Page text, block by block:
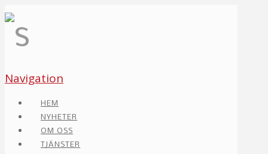
Navigation
HEM
NYHETER
OM OSS
TJÄNSTER